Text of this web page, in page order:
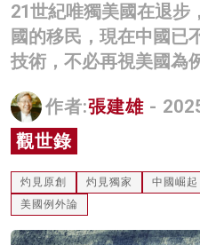
商業
科技
影片
名家榜
灼見活動
關於我們
21世紀唯獨美國在退步
國的移民，現在中國已
技術，不必再視美國為
作者:張建雄 -
觀世錄
灼見原創 灼見獨家 中國崛起
美國例外論